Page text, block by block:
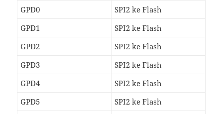
GPD0
SPI2 ke Flash
GPD1
SPI2 ke Flash
GPD2
SPI2 ke Flash
GPD3
SPI2 ke Flash
GPD4
SPI2 ke Flash
GPD5
SPI2 ke Flash